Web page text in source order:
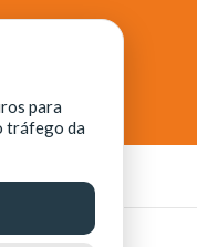
de Ciência,
para
tráfego da